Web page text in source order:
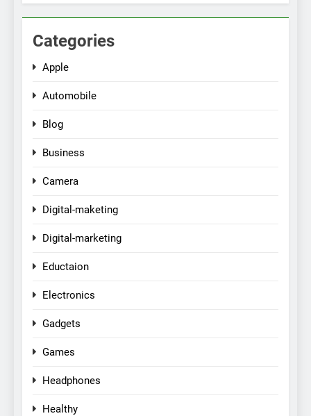
Categories
Apple
Automobile
Blog
Business
Camera
Digital-maketing
Digital-marketing
Eductaion
Electronics
Gadgets
Games
Headphones
Healthy